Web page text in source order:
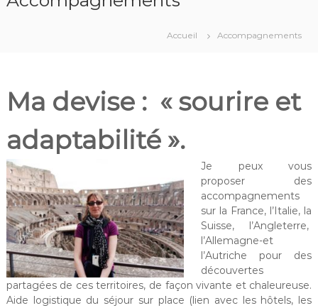
Accueil Accompagnements
Ma devise : « sourire et
adaptabilité ».
Je peux vous
proposer des
accompagnements
sur la France, l’Italie, la
Suisse, l’Angleterre,
l’Allemagne-et
l’Autriche pour des
découvertes
partagées de ces territoires, de façon vivante et chaleureuse.
Aide logistique du séjour sur place (lien avec les hôtels, les